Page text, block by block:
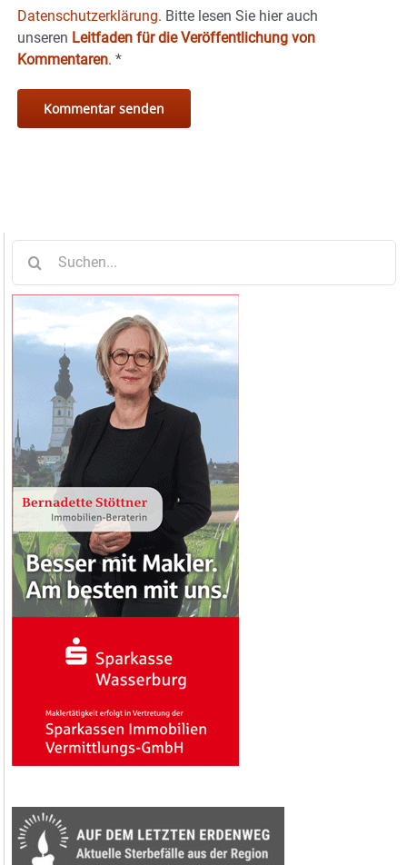
Datenschutzerklärung. Bitte lesen Sie hier auch
unseren Leitfaden für die Veröffentlichung von
Kommentaren. *
nach: